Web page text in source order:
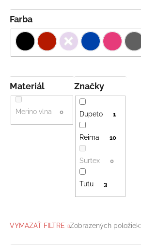
Značky
Dupeto 1
Reima 10
Surtex 0
Tutu 3
Farba
Materiál
Merino vlna 0
VYMAZAŤ FILTRE Zobrazených položiek: